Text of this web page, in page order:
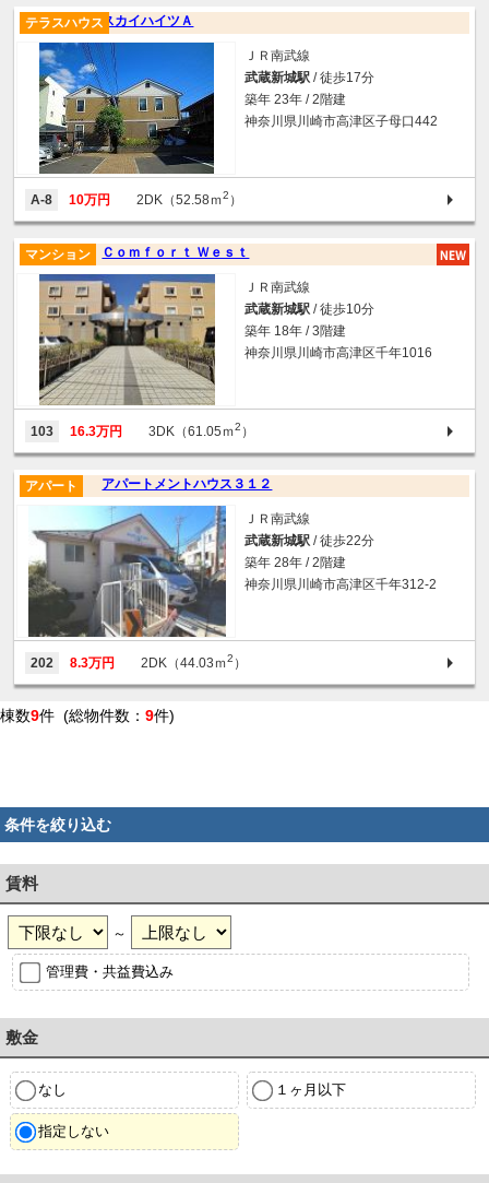
スカイハイツＡ
テラスハウス
ＪＲ南武線
武蔵新城駅 / 徒歩17分
築年 23年 / 2階建
神奈川県川崎市高津区子母口442
A-8 10万円 2DK（52.58ｍ2 ）
Ｃｏｍｆｏｒｔ Ｗｅｓｔ
マンション
ＪＲ南武線
武蔵新城駅 / 徒歩10分
築年 18年 / 3階建
神奈川県川崎市高津区千年1016
103 16.3万円 3DK（61.05ｍ2 ）
アパートメントハウス３１２
アパート
ＪＲ南武線
武蔵新城駅 / 徒歩22分
築年 28年 / 2階建
神奈川県川崎市高津区千年312-2
202 8.3万円 2DK（44.03ｍ2 ）
棟数9件 (総物件数： 9件)
条件を絞り込む
賃料
～
管理費・共益費込み
敷金
なし １ヶ月以下
指定しない